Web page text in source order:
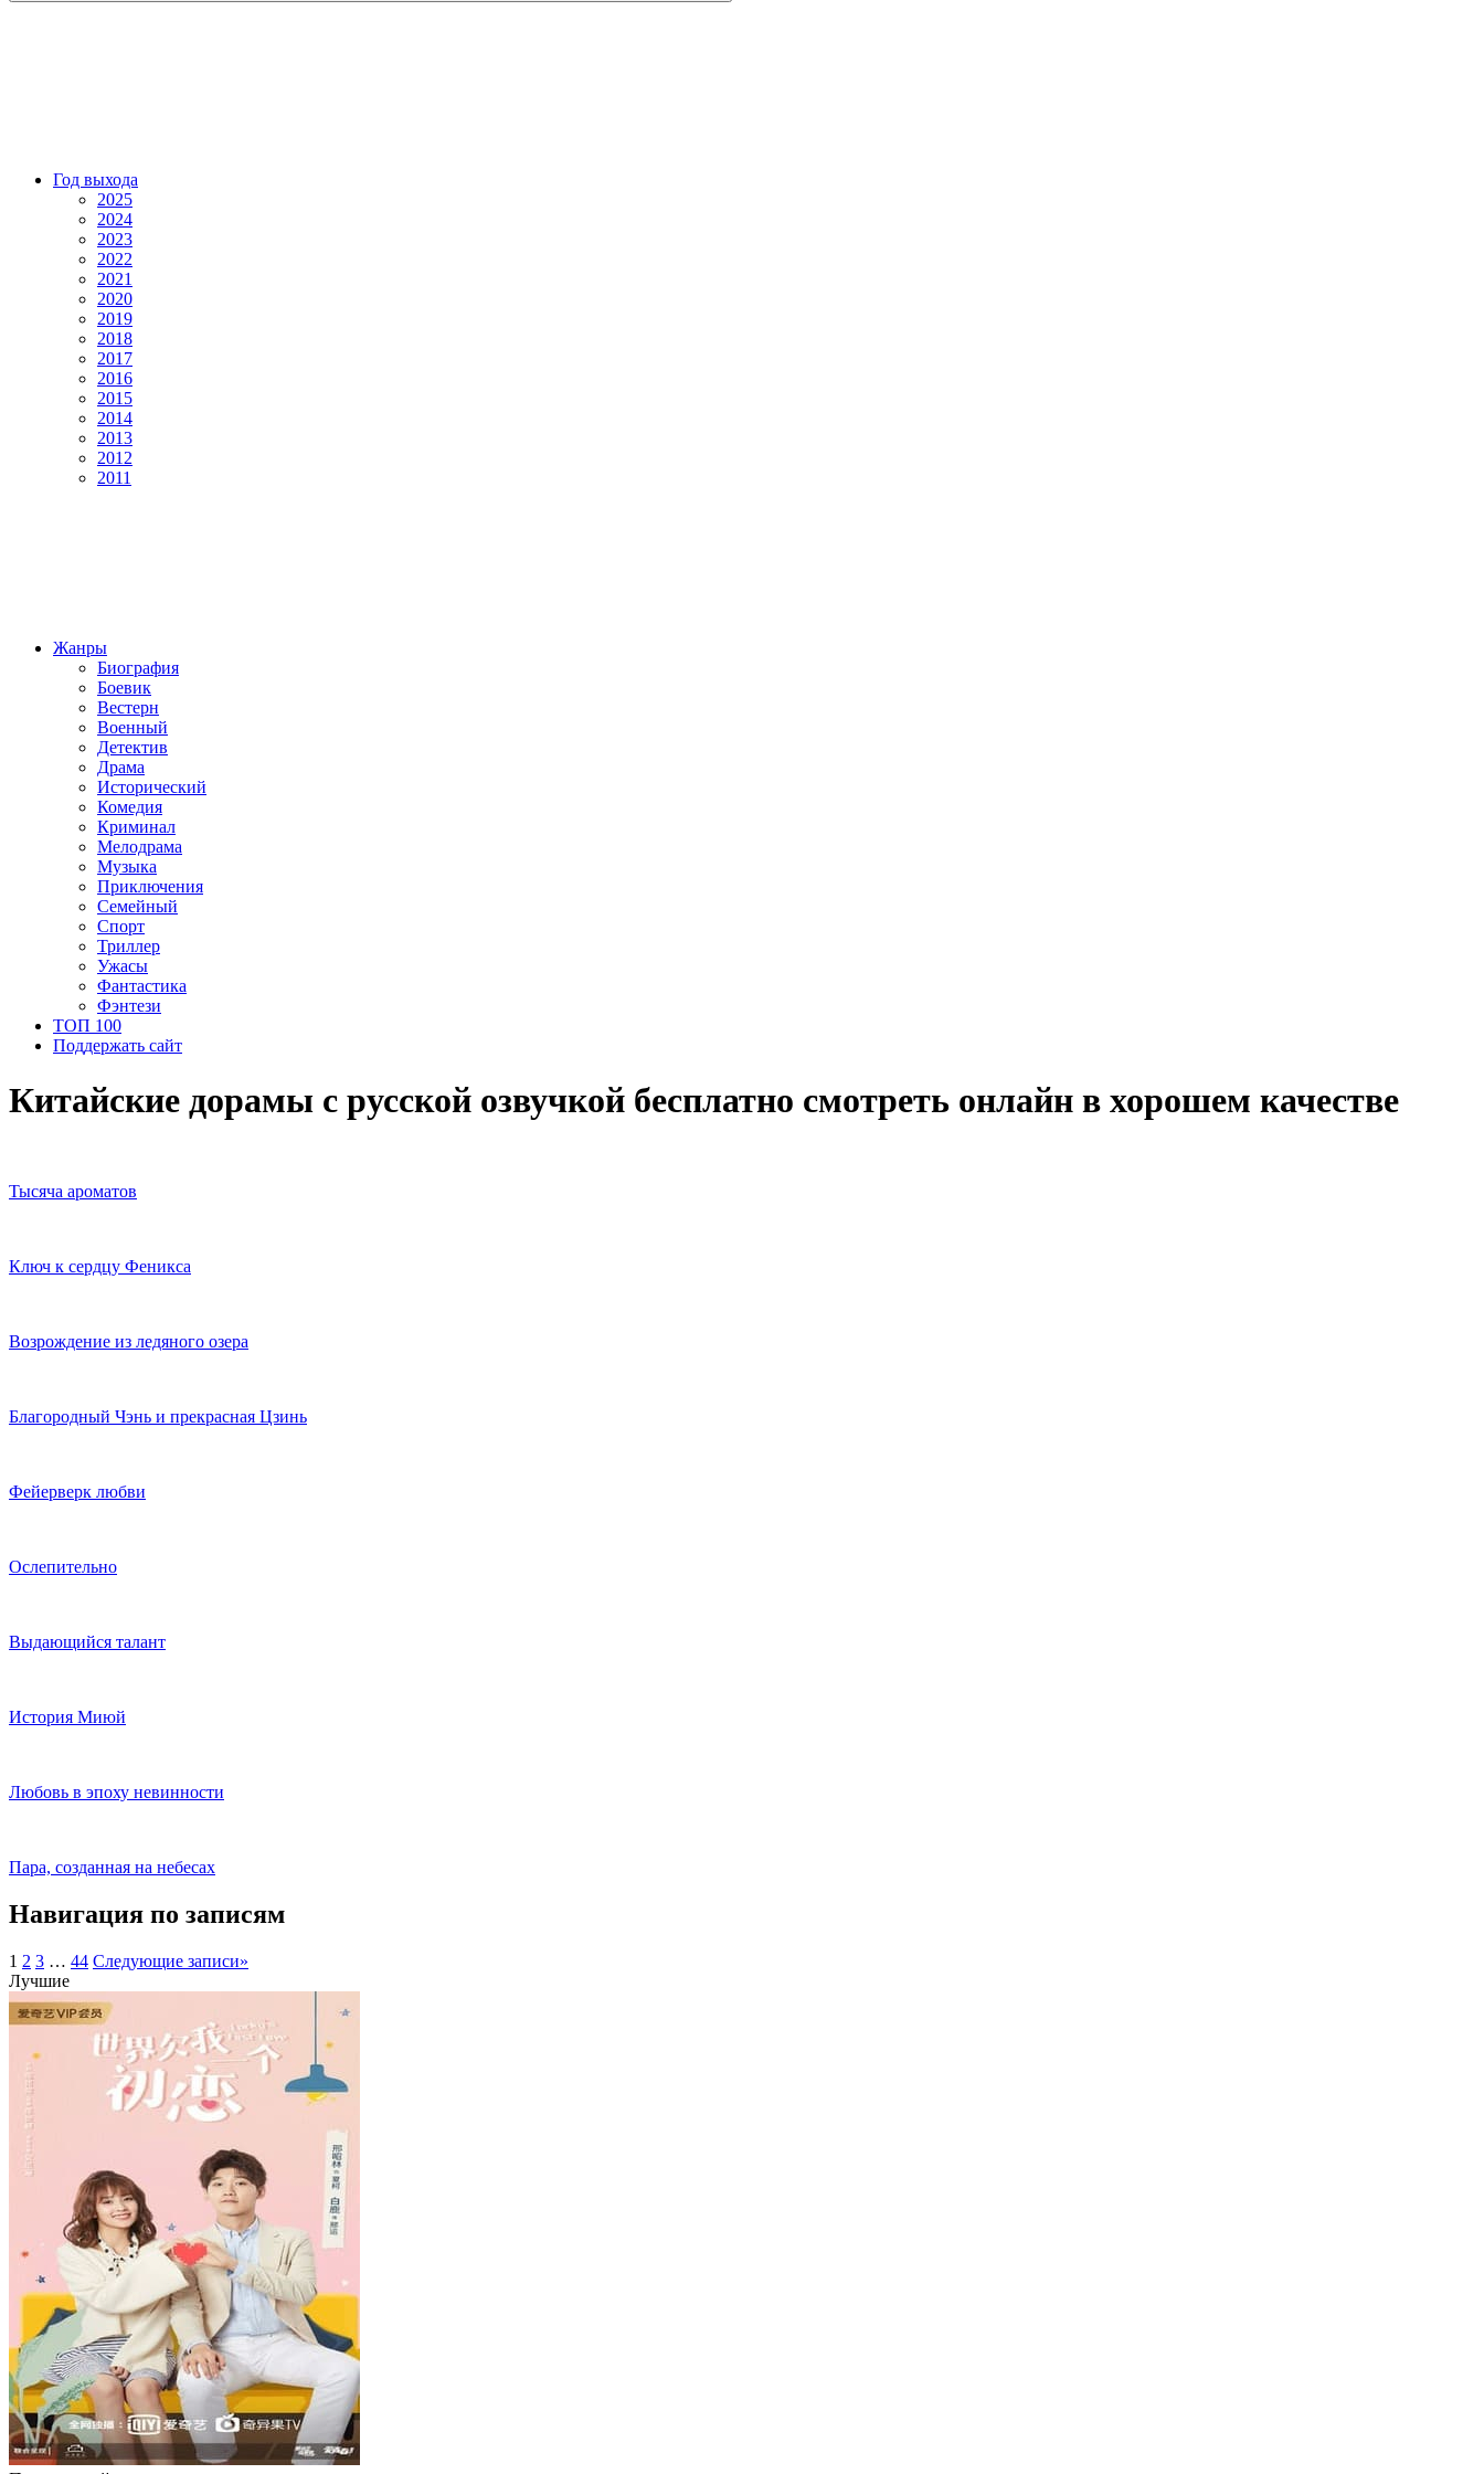
Год выхода
2025
2024
2023
2022
2021
2020
2019
2018
2017
2016
2015
2014
2013
2012
2011
Жанры
Биография
Боевик
Вестерн
Военный
Детектив
Драма
Исторический
Комедия
Криминал
Мелодрама
Музыка
Приключения
Семейный
Спорт
Триллер
Ужасы
Фантастика
Фэнтези
ТОП 100
Поддержать сайт
Китайские дорамы с русской озвучкой бесплатно смотреть онлайн в хорошем качестве
Тысяча ароматов
Ключ к сердцу Феникса
Возрождение из ледяного озера
Благородный Чэнь и прекрасная Цзинь
Фейерверк любви
Ослепительно
Выдающийся талант
История Миюй
Любовь в эпоху невинности
Пара, созданная на небесах
Навигация по записям
1 2 3 … 44 Следующие записи»
Лучшие